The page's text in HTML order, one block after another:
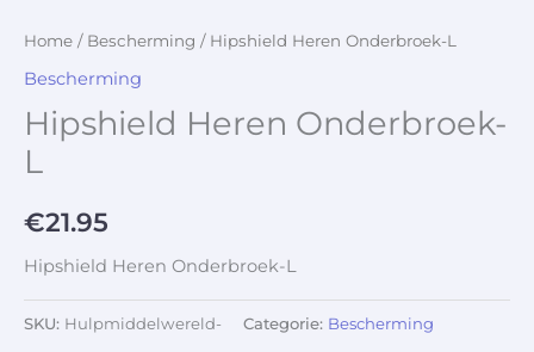
Home / Bescherming / Hipshield Heren Onderbroek-L
Bescherming
Hipshield Heren Onderbroek-
L
€21.95
Hipshield Heren Onderbroek-L
SKU: Hulpmiddelwereld- Categorie: Bescherming